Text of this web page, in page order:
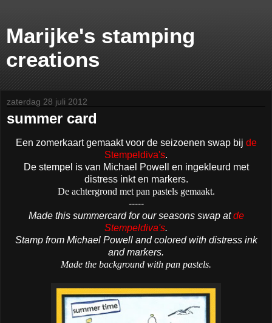
Marijke's stamping
creations
zaterdag 28 juli 2012
summer card
Een zomerkaart gemaakt voor de seizoenen swap bij de
Stempeldiva's.
De stempel is van Michael Powell en ingekleurd met
distress inkt en markers.
De achtergrond met pan pastels gemaakt.
-----
Made this summercard for our seasons swap atde
Stempeldiva's.
Stamp from Michael Powell and colored with distress ink
and markers.
Made the background with pan pastels.